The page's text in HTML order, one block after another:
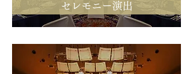
セレモニー演出